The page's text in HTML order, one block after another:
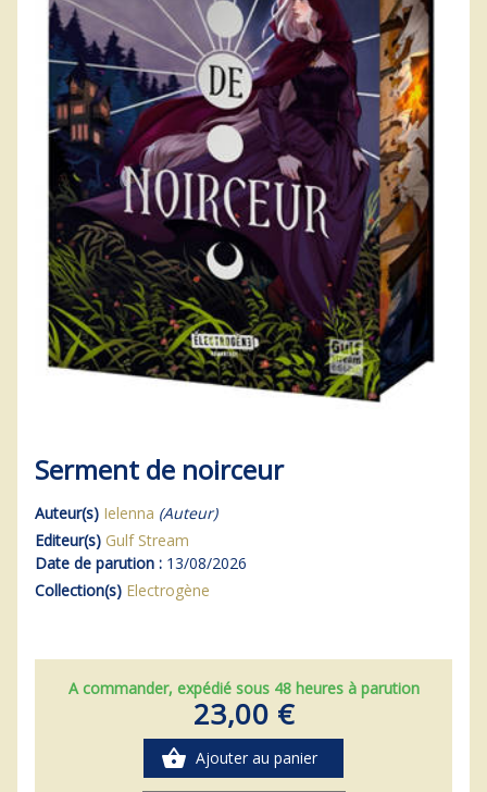
Serment de noirceur
Auteur(s) Ielenna (Auteur)
Editeur(s) Gulf Stream
Date de parution : 13/08/2026
Collection(s) Electrogène
A commander, expédié sous 48 heures à parution
23,00 €
shopping_basket Ajouter au panier